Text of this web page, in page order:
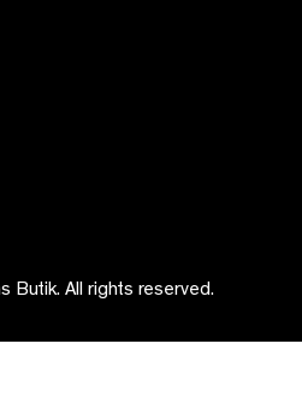
Butik. All rights reserved.